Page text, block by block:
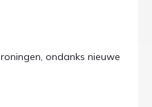
ondanks nieuwe